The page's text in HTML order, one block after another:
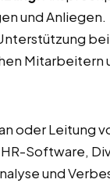
und Anliegen.
Mitarbeitern
oder Leitung
Software,
und